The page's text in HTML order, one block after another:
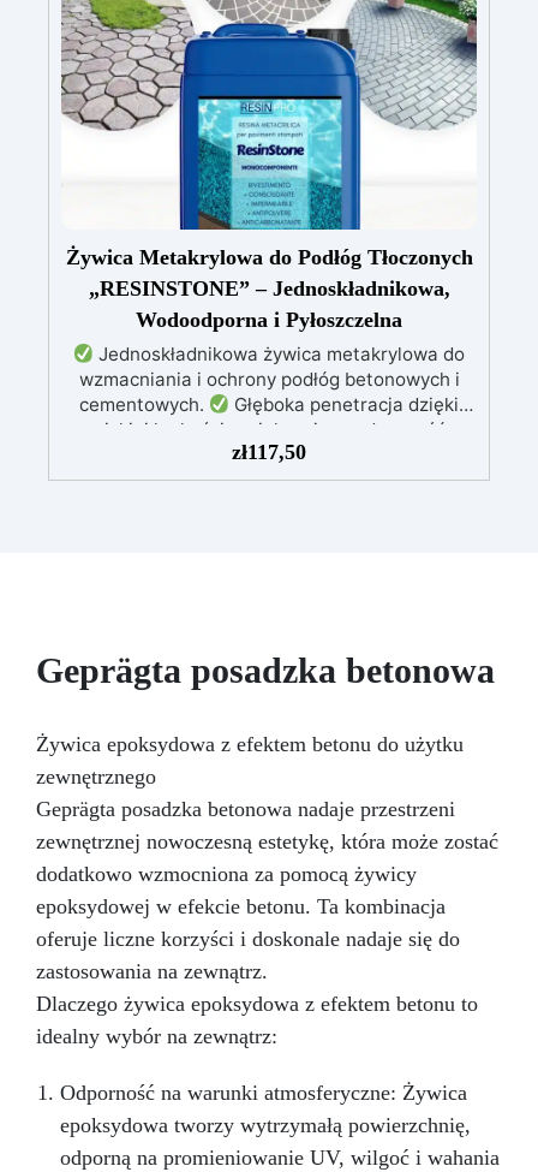
krokach: pierwsza warstwa wałkiem jako
podkład, druga samopoziomująca bezpośrednio
na powierzchnię.
Doskonała przyczepność
także do wilgotnych, nierównych lub
uszkodzonych powierzchni.
Możliwość
pełnego barwienia – dowolny pigment według
Odporna na ścieranie i przejezdna
(z poliuretanowym wykończeniem odpornym na
zarysowania).
Szybkie schnięcie – cały cykl
aplikacji w ciągu jednego dnia.
Żywica Metakrylowa do Podłóg Tłoczonych
„RESINSTONE” – Jednoskładnikowa,
Wodoodporna i Pyłoszczelna
Jednoskładnikowa żywica metakrylowa do
wzmacniania i ochrony podłóg betonowych i
cementowych.
Głęboka penetracja dzięki
niskiej lepkości, zwiększająca odporność
mechaniczną i chemiczną.
wykończenie, które ożywia kolor, chroni przed
zł117,50
Geprägta posadzka betonowa
Żywica epoksydowa z efektem betonu do użytku
zewnętrznego
Geprägta posadzka betonowa nadaje przestrzeni
zewnętrznej nowoczesną estetykę, która może zostać
dodatkowo wzmocniona za pomocą żywicy
epoksydowej w efekcie betonu. Ta kombinacja
oferuje liczne korzyści i doskonale nadaje się do
zastosowania na zewnątrz.
Dlaczego żywica epoksydowa z efektem betonu to
idealny wybór na zewnątrz:
Odporność na warunki atmosferyczne: Żywica
epoksydowa tworzy wytrzymałą powierzchnię,
odporną na promieniowanie UV, wilgoć i wahania